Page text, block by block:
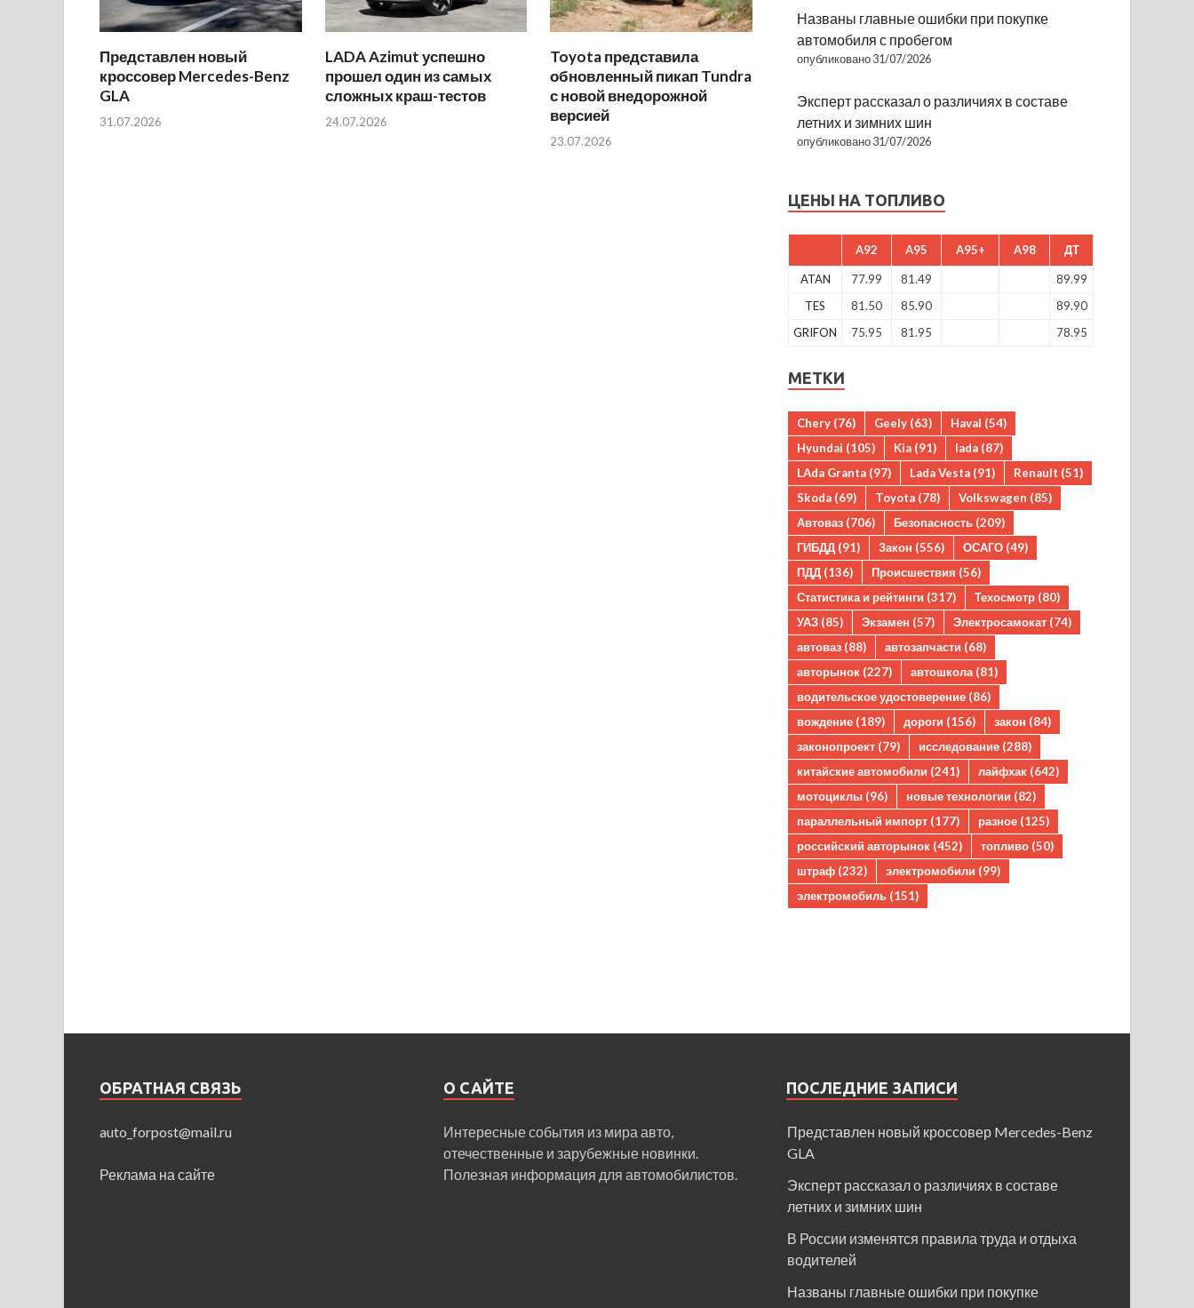
Представлен новый
кроссовер Mercedes-Benz
GLA
31.07.2026
LADA Azimut успешно
прошел один из самых
сложных краш-тестов
24.07.2026
Toyota представила
обновленный пикап Tundra
с новой внедорожной
версией
23.07.2026
Названы главные ошибки при покупке
автомобиля с пробегом
опубликовано 31/07/2026
Эксперт рассказал о различиях в составе
летних и зимних шин
опубликовано 31/07/2026
ЦЕНЫ НА ТОПЛИВО
A92 A95 A95+ A98 ДТ
ATAN 77.99 81.49
89.99
TES
81.50 85.90
89.90
GRIFON
75.95 81.95 78.95
МЕТКИ
Chery (76) Geely (63) Haval (54)
Hyundai (105) Kia (91) lada (87)
LAda Granta (97) Lada Vesta (91) Renault (51)
Skoda (69) Toyota (78) Volkswagen (85)
Автоваз (706) Безопасность (209)
ГИБДД (91) Закон (556) ОСАГО (49)
ПДД (136) Происшествия (56)
Статистика и рейтинги (317) Техосмотр (80)
УАЗ (85) Экзамен (57) Электросамокат (74)
автоваз (88) автозапчасти (68)
авторынок (227) автошкола (81)
водительское удостоверение (86)
вождение (189) дороги (156) закон (84)
законопроект (79) исследование (288)
китайские автомобили (241) лайфхак (642)
мотоциклы (96) новые технологии (82)
параллельный импорт (177) разное (125)
российский авторынок (452) топливо (50)
штраф (232) электромобили (99)
электромобиль (151)
ОБРАТНАЯ СВЯЗЬ
auto_forpost@mail.ru
Реклама на сайте
О САЙТЕ
Интересные события из мира авто,
отечественные и зарубежные новинки.
Полезная информация для автомобилистов.
ПОСЛЕДНИЕ ЗАПИСИ
Представлен новый кроссовер Mercedes-Benz
GLA
Эксперт рассказал о различиях в составе
летних и зимних шин
В России изменятся правила труда и отдыха
водителей
Названы главные ошибки при покупке